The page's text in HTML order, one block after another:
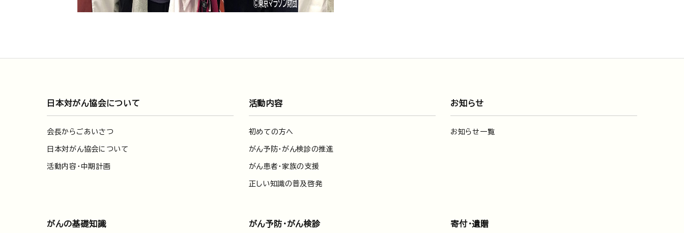
日本対がん協会について
会長からごあいさつ
日本対がん協会について
活動内容・中期計画
活動内容
初めての方へ
がん予防・がん検診の推進
がん患者・家族の支援
正しい知識の普及啓発
お知らせ
お知らせ一覧
がんの基礎知識 がん予防・がん検診 寄付・遺贈